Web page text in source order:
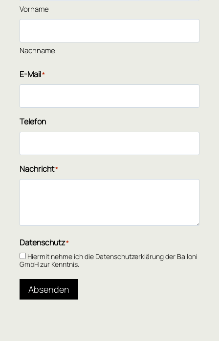
Vorname
Nachname
E-Mail*
Telefon
Nachricht*
Datenschutz*
Hiermit nehme ich die Datenschutzerklärung der Balloni
GmbH zur Kenntnis.
Absenden